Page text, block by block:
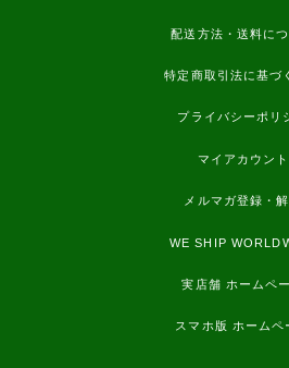
配送方法・送料に
特定商取引法に基づ
プライバシーポリ
マイアカウント
メルマガ登録・
WE SHIP
実店舗 ホームペ
スマホ版 ホームペ